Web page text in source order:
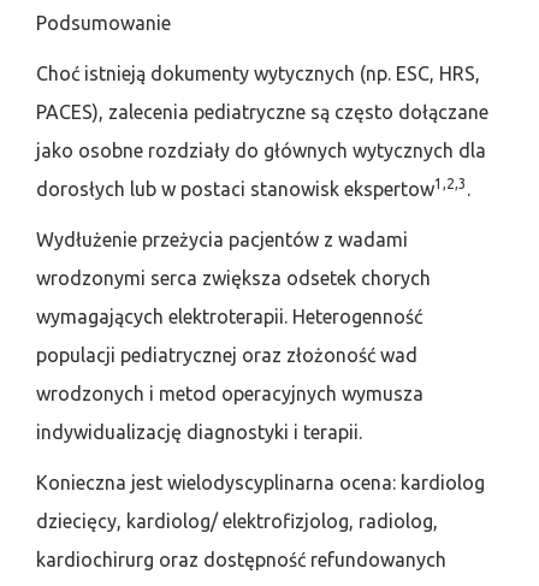
Podsumowanie
Choć istnieją dokumenty wytycznych (np. ESC, HRS,
PACES), zalecenia pediatryczne są często dołączane
jako osobne rozdziały do głównych wytycznych dla
dorosłych lub w postaci stanowisk ekspertow1,2,3 .
Wydłużenie przeżycia pacjentów z wadami
wrodzonymi serca zwiększa odsetek chorych
wymagających elektroterapii. Heterogenność
populacji pediatrycznej oraz złożoność wad
wrodzonych i metod operacyjnych wymusza
indywidualizację diagnostyki i terapii.
Konieczna jest wielodyscyplinarna ocena: kardiolog
dziecięcy, kardiolog/ elektrofizjolog, radiolog,
kardiochirurg oraz dostępność refundowanych